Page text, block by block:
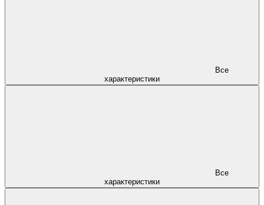
характеристики
характеристики